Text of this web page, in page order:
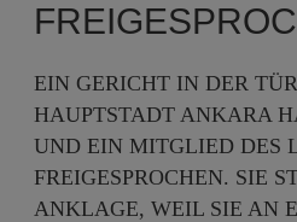
EIN GERICHT IN DER
HAUPTSTADT ANKARA
UND EIN MITGLIED DES
FREIGESPROCHEN. SIE
ANKLAGE, WEIL SIE AN